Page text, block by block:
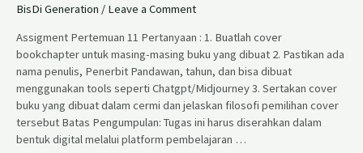
BisDi Generation / Leave a Comment
Assigment Pertemuan 11 Pertanyaan : 1.⁠ ⁠Buatlah cover
bookchapter untuk masing-masing buku yang dibuat 2.⁠ ⁠⁠Pastikan ada
nama penulis, Penerbit Pandawan, tahun, dan bisa dibuat
menggunakan tools seperti Chatgpt/Midjourney 3.⁠ ⁠⁠Sertakan cover
buku yang dibuat dalam cermi dan jelaskan filosofi pemilihan cover
tersebut Batas Pengumpulan: Tugas ini harus diserahkan dalam
bentuk digital melalui platform pembelajaran …